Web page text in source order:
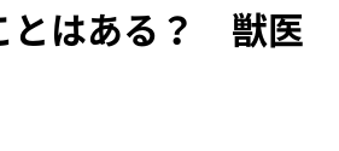
とはある？ 獣医